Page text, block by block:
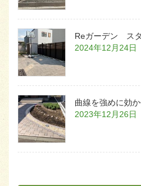
Reガーデン ス
2024年12月24日
曲線を強めに効
2023年12月26日